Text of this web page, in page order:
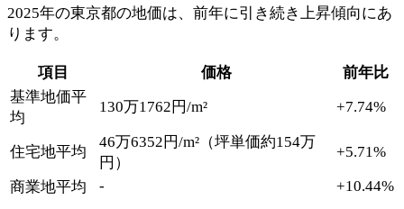
2025年の東京都の地価は、前年に引き続き上昇傾向にあ
ります。
項目 価格
前年比
基準地価平
均
130万1762円/m² +7.74%
住宅地平均
46万6352円/m²（坪単価約154万
円）
+5.71%
商業地平均 - +10.44%